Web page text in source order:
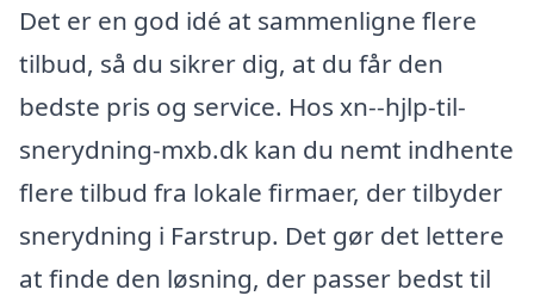
Det er en god idé at sammenligne flere
tilbud, så du sikrer dig, at du får den
bedste pris og service. Hos xn--hjlp-til-
snerydning-mxb.dk kan du nemt indhente
flere tilbud fra lokale firmaer, der tilbyder
snerydning i Farstrup. Det gør det lettere
at finde den løsning, der passer bedst til